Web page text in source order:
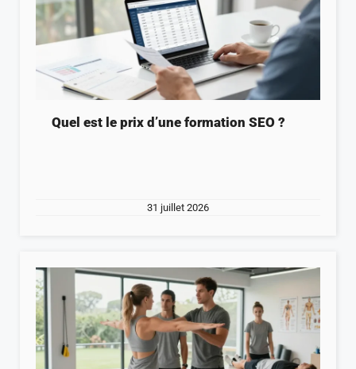
Quel est le prix d’une formation SEO ?
31 juillet 2026